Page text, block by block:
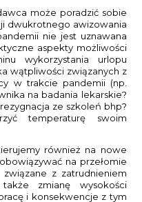
może poradzić sobie
dwukrotnego awizowania
nie jest uznawana
aspekty możliwości
wykorzystania urlopu
wątpliwości związanych z
w trakcie pandemii (np.
na badania lekarskie?
ze szkoleń bhp?
temperaturę swoim
również na nowe
na przełomie
z zatrudnieniem
zmianę wysokości
i konsekwencje z tym